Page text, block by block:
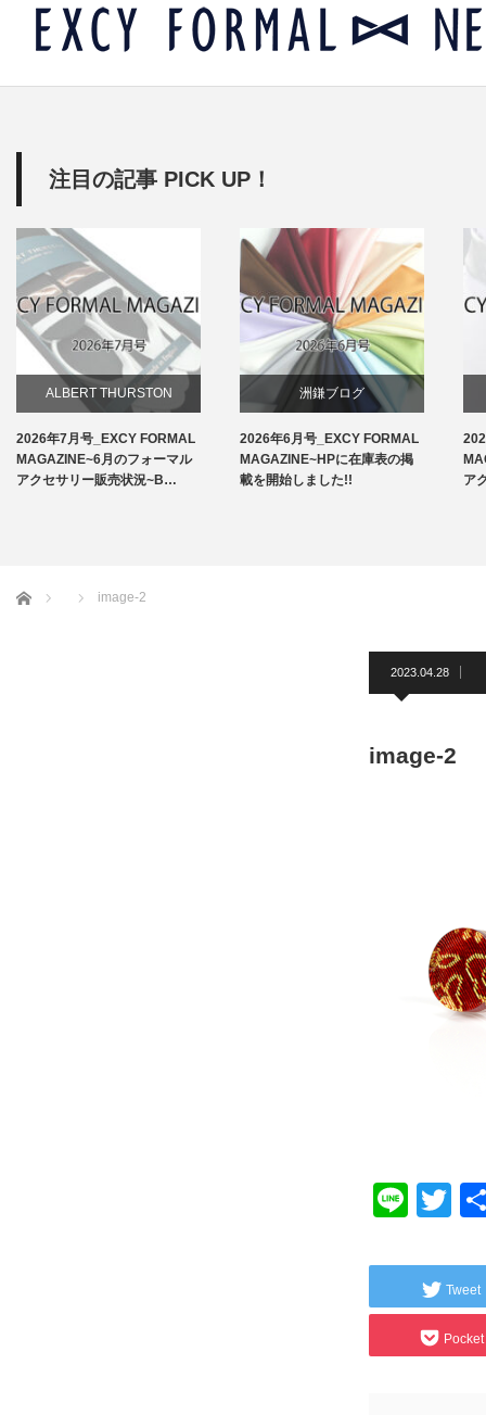
注目の記事 PICK UP！
ALBERT THURSTON
お知らせ
2026年7月号_EXCY FORMAL
MAGAZINE~6月のフォーマル
アクセサリー販売状況~B…
洲鎌ブログ
2026年6月号_EXCY FORMAL
MAGAZINE~HPに在庫表の掲
載を開始しました!!
ア
ホーム image-2
2023.04.28
image-2
Line
Tweet
Pocket